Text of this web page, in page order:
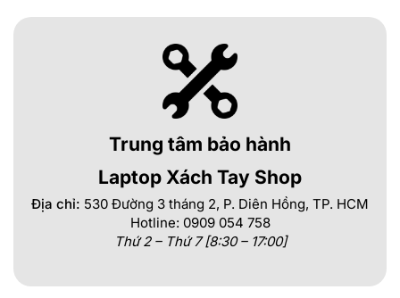
Trung tâm bảo hành
Laptop Xách Tay Shop
Địa chỉ: 530 Đường 3 tháng 2, P. Diên Hồng, TP. HCM
Hotline: 0909 054 758
Thứ 2 – Thứ 7 [8:30 – 17:00]